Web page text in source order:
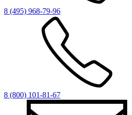
8 (495) 968-79-96
8 (800) 101-81-67